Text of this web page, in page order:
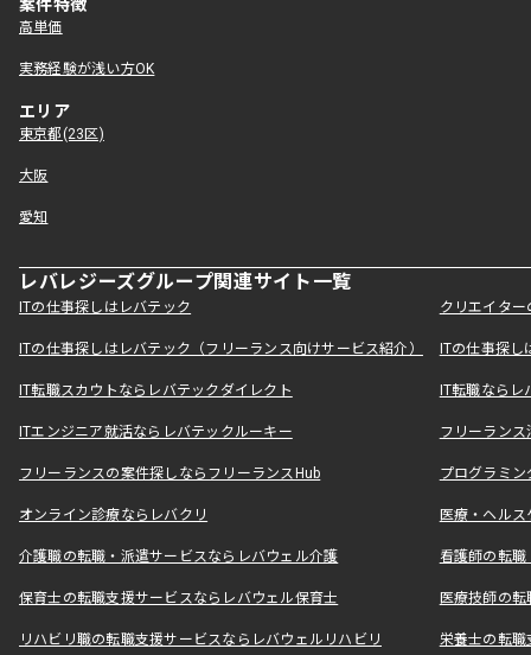
案件特徴
高単価
実務経験が浅い方OK
エリア
東京都(23区)
大阪
愛知
レバレジーズグループ関連サイト一覧
ITの仕事探しはレバテック クリエイタ
ITの仕事探しはレバテック（フリーランス向けサービス紹介） ITの仕事探
IT転職スカウトならレバテックダイレクト IT転職なら
ITエンジニア就活ならレバテックルーキー フリーラン
フリーランスの案件探しならフリーランスHub プログラミ
オンライン診療ならレバクリ 医療・ヘル
介護職の転職・派遣サービスならレバウェル介護 看護師の転
保育士の転職支援サービスならレバウェル保育士 医療技師の
リハビリ職の転職支援サービスならレバウェルリハビリ 栄養士の転